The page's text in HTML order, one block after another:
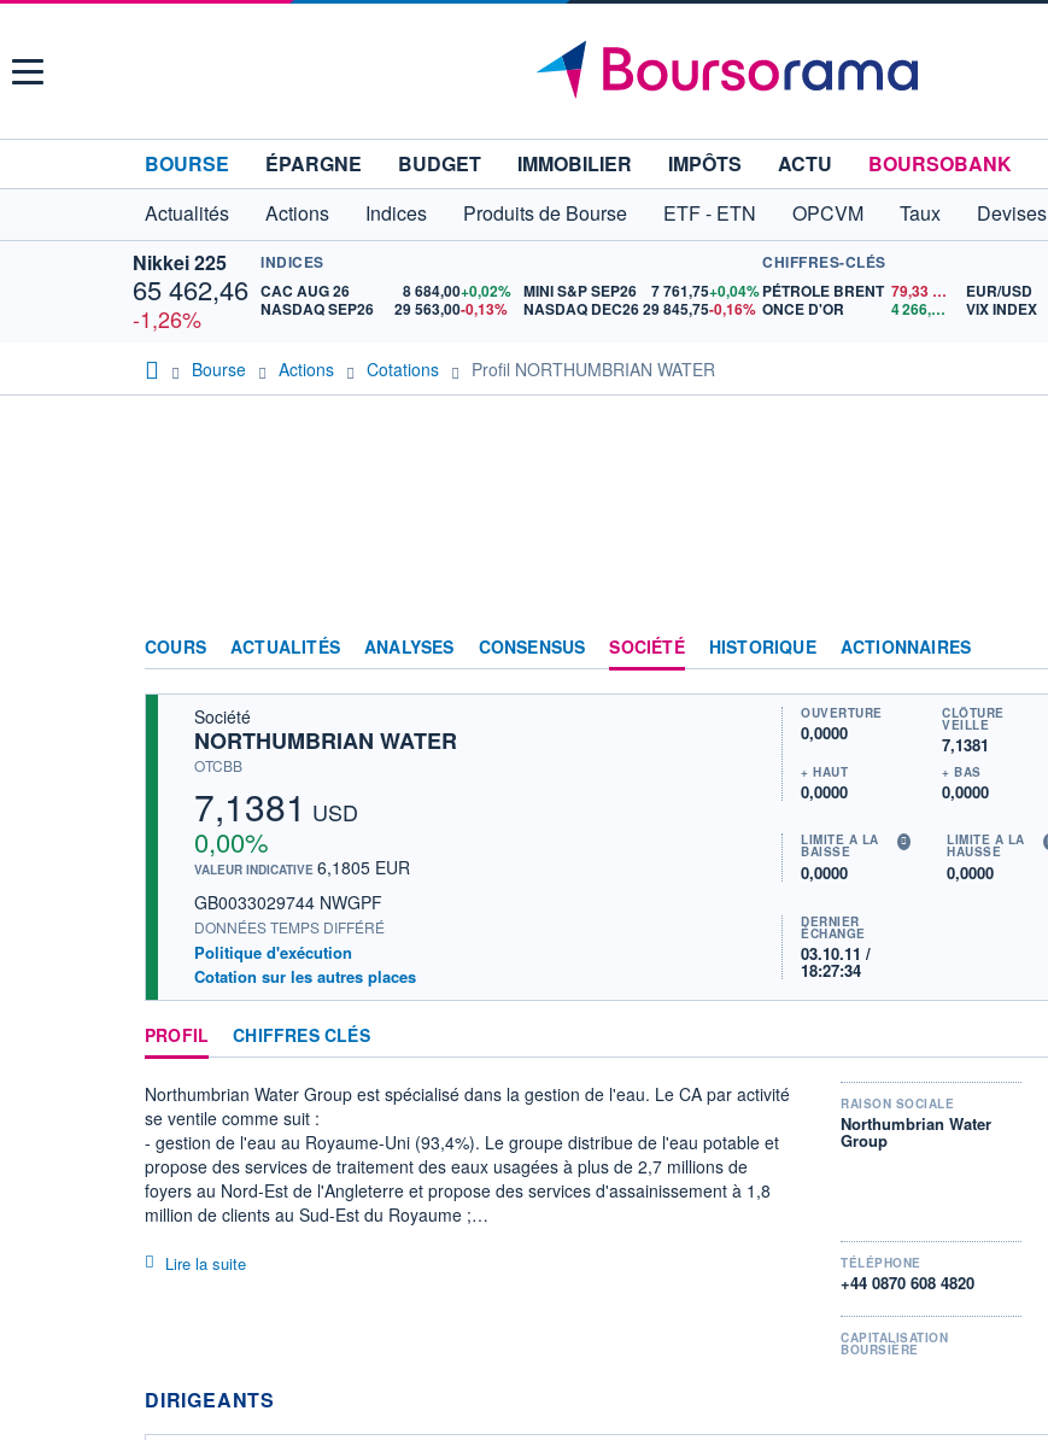
Menu
BOURSE ÉPARGNE BUDGET IMMOBILIER IMPÔTS ACTU
BOURSOBANK
Actualités
Actions Indices Produits de Bourse ETF - ETN OPCVM Taux Devises
Nikkei 225
65 462,46
-1,26%
INDICES
CAC AUG 26
8 684,00+0,02%
NASDAQ SEP26
29 563,00-0,13%
MINI S&P SEP26 7 761,75+0,04%
NASDAQ DEC2629 845,75-0,16%
CHIFFRES-CLÉS
PÉTROLE BRENT 79,33
ONCE D'OR
4 266,52 $US
EUR/USD
VIX INDEX
Bourse Actions Cotations Profil NORTHUMBRIAN WATER
COURS ACTUALITÉS ANALYSES CONSENSUS SOCIÉTÉ HISTORIQUE ACTIONNAIRES
Société
NORTHUMBRIAN WATER
OTCBB
7,1381 USD
0,00%
VALEUR INDICATIVE 6,1805 EUR
GB0033029744 NWGPF
DONNÉES TEMPS DIFFÉRÉ
Politique d'exécution
Cotation sur les autres places
OUVERTURE
0,0000
CLÔTURE
VEILLE
7,1381
+ HAUT
0,0000
+ BAS
0,0000
LIMITE À LA
BAISSE
0,0000
LIMITE À LA
HAUSSE
0,0000
DERNIER
ÉCHANGE
03.10.11 /
18:27:34
PROFIL CHIFFRES CLÉS
Northumbrian Water Group est spécialisé dans la gestion de l'eau. Le CA par activité
se ventile comme suit :
- gestion de l'eau au Royaume-Uni (93,4%). Le groupe distribue de l'eau potable et
propose des services de traitement des eaux usagées à plus de 2,7 millions de
foyers au Nord-Est de l'Angleterre et propose des services d'assainissement à 1,8
million de clients au Sud-Est du Royaume ;
traitement des eaux usées en Ecosse, en Irlande et à Gibraltar ;
Lire la suite
RAISON SOCIALE
Northumbrian Water
Group
TÉLÉPHONE
+44 0870 608 4820
CAPITALISATION
BOURSIÈRE
DIRIGEANTS